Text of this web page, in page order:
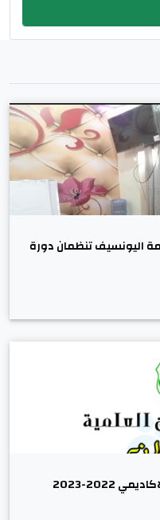
اليونسيف تنظمان دورة
2023